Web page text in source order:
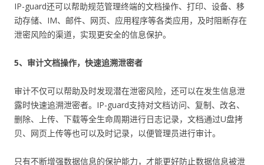
IP-guard还可以帮助规范管理终端的文档操作、打印、设备、移
动存储、IM、邮件、网页、应用程序等各类应用，及时阻断存在
泄密风险的渠道，实现更安全的信息保护。
5、审计文档操作，快速追溯泄密者
审计不仅可以帮助及时发现潜在泄密风险，还可以在发生信息泄
露时快速追溯泄密者。IP-guard支持对文档访问、复制、改名、
删除、上传、下载等全生命周期进行日志记录，文档通过U盘拷
贝、网页上传等也可以及时记录，以便管理员进行审计。
只有不断增强数据信息的保护能力，才能更好防止数据信息被泄